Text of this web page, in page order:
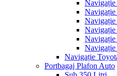
Navigație
Navigație
Navigație
Navigație
Navigație
Navigație
Portbagaj Plafon Auto